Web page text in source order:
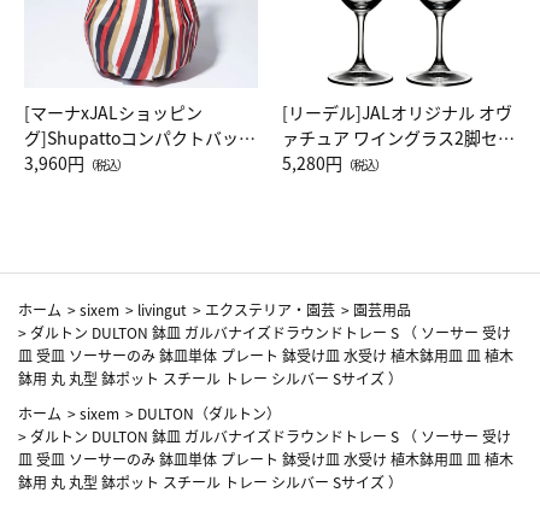
[マーナxJALショッピン
グ]Shupattoコンパクトバッグ
Drop JAL客室乗務員（LC）ス
3,960円 （税込）
[リーデル]JALオリジナル オヴ
ァチュア ワイングラス2脚セッ
ト（レッドワイン）
5,280円 （税込）
ホーム >sixem > livingut > エクステリア・園芸 > 園芸用品
> ダルトン DULTON 鉢皿 ガルバナイズドラウンドトレー S （ ソーサー 受け
皿 受皿 ソーサーのみ 鉢皿単体 プレート 鉢受け皿 水受け 植木鉢用皿 皿 植木
鉢用 丸 丸型 鉢ポット スチール トレー シルバー Sサイズ ）
ホーム >sixem > DULTON（ダルトン）
> ダルトン DULTON 鉢皿 ガルバナイズドラウンドトレー S （ ソーサー 受け
皿 受皿 ソーサーのみ 鉢皿単体 プレート 鉢受け皿 水受け 植木鉢用皿 皿 植木
鉢用 丸 丸型 鉢ポット スチール トレー シルバー Sサイズ ）